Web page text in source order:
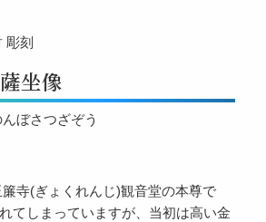
彫刻
坐像
ぼさつざぞう
寺(ぎょくれんじ)観音堂の本尊で
てしまっていますが、当初は高い金